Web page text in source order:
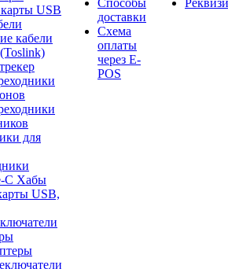
USB
кабели
для
C Хабы
USB,
Способы
доставки
Схема
оплаты
через E-
POS